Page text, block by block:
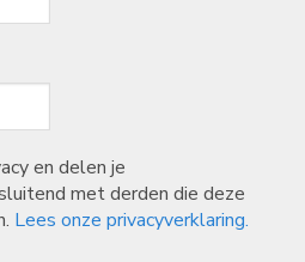
en delen je
met derden die deze
Lees onze privacyverklaring.